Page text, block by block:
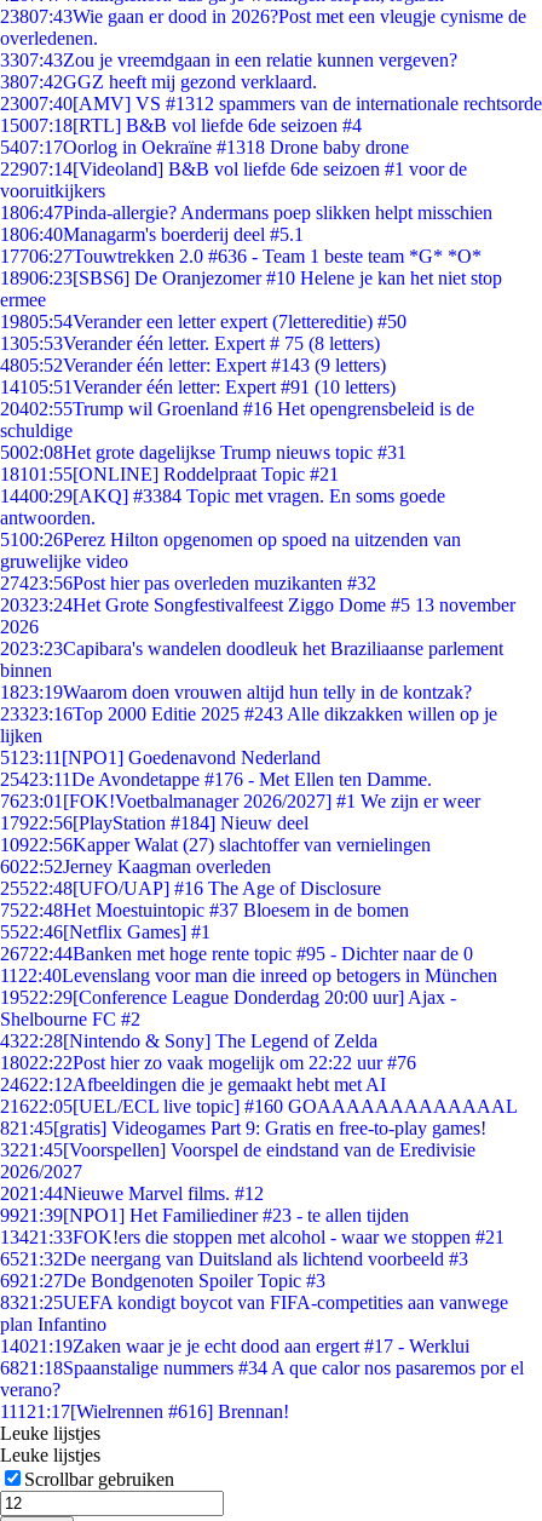
23807:43Wie gaan er dood in 2026?Post met een vleugje cynisme de
overledenen.
3307:43Zou je vreemdgaan in een relatie kunnen vergeven?
3807:42GGZ heeft mij gezond verklaard.
23007:40[AMV] VS #1312 spammers van de internationale rechtsorde
15007:18[RTL] B&B vol liefde 6de seizoen #4
5407:17Oorlog in Oekraïne #1318 Drone baby drone
22907:14[Videoland] B&B vol liefde 6de seizoen #1 voor de
vooruitkijkers
1806:47Pinda-allergie? Andermans poep slikken helpt misschien
1806:40Managarm's boerderij deel #5.1
17706:27Touwtrekken 2.0 #636 - Team 1 beste team *G* *O*
18906:23[SBS6] De Oranjezomer #10 Helene je kan het niet stop
ermee
19805:54Verander een letter expert (7lettereditie) #50
1305:53Verander één letter. Expert # 75 (8 letters)
4805:52Verander één letter: Expert #143 (9 letters)
14105:51Verander één letter: Expert #91 (10 letters)
20402:55Trump wil Groenland #16 Het opengrensbeleid is de
schuldige
5002:08Het grote dagelijkse Trump nieuws topic #31
18101:55[ONLINE] Roddelpraat Topic #21
14400:29[AKQ] #3384 Topic met vragen. En soms goede
antwoorden.
5100:26Perez Hilton opgenomen op spoed na uitzenden van
gruwelijke video
27423:56Post hier pas overleden muzikanten #32
20323:24Het Grote Songfestivalfeest Ziggo Dome #5 13 november
2026
2023:23Capibara's wandelen doodleuk het Braziliaanse parlement
binnen
1823:19Waarom doen vrouwen altijd hun telly in de kontzak?
23323:16Top 2000 Editie 2025 #243 Alle dikzakken willen op je
lijken
51 23:11 [NPO1] Goedenavond Nederland
25423:11De Avondetappe #176 - Met Ellen ten Damme.
7623:01 [FOK!Voetbalmanager 2026/2027] #1 We zijn er weer
17922:56[PlayStation #184] Nieuw deel
10922:56Kapper Walat (27) slachtoffer van vernielingen
6022:52Jerney Kaagman overleden
25522:48[UFO/UAP] #16 The Age of Disclosure
7522:48Het Moestuintopic #37 Bloesem in de bomen
5522:46[Netflix Games] #1
26722:44Banken met hoge rente topic #95 - Dichter naar de 0
11 22:40Levenslang voor man die inreed op betogers in München
19522:29[Conference League Donderdag 20:00 uur] Ajax -
Shelbourne FC #2
4322:28[Nintendo & Sony] The Legend of Zelda
18022:22Post hier zo vaak mogelijk om 22:22 uur #76
24622:12Afbeeldingen die je gemaakt hebt met AI
21622:05[UEL/ECL live topic] #160 GOAAAAAAAAAAAAAL
821:45[gratis] Videogames Part 9: Gratis en free-to-play games!
3221:45[Voorspellen] Voorspel de eindstand van de Eredivisie
2026/2027
2021:44Nieuwe Marvel films. #12
9921:39[NPO1] Het Familiediner #23 - te allen tijden
13421:33FOK!ers die stoppen met alcohol - waar we stoppen #21
6521:32De neergang van Duitsland als lichtend voorbeeld #3
6921:27De Bondgenoten Spoiler Topic #3
8321:25UEFA kondigt boycot van FIFA-competities aan vanwege
plan Infantino
14021:19Zaken waar je je echt dood aan ergert #17 - Werklui
6821:18Spaanstalige nummers #34 A que calor nos pasaremos por el
verano?
111 21:17[Wielrennen #616] Brennan!
Leuke lijstjes
Leuke lijstjes
Scrollbar gebruiken